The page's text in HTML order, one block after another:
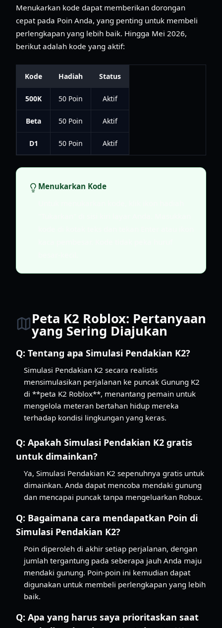
Menukarkan kode dapat memberikan dorongan
cepat pada Poin Anda, yang penting untuk membeli
perlengkapan yang lebih baik. Hingga Mei 2026,
berikut adalah kode yang aktif:
Kode Hadiah Status
500K 50 Poin Aktif
Beta 50 Poin Aktif
D1 50 Poin Aktif
Menukarkan Kode
Peta K2 Roblox: Pertanyaan
yang Sering Diajukan
Q: Tentang apa Simulasi Pendakian K2?
Simulasi Pendakian K2 secara realistis
mensimulasikan perjalanan ke puncak Gunung K2
di **peta K2 Roblox**, menantang pemain untuk
mengelola meteran bertahan hidup mereka
terhadap kondisi lingkungan yang keras.
Q: Apakah Simulasi Pendakian K2 gratis
untuk dimainkan?
Ya, Simulasi Pendakian K2 sepenuhnya gratis untuk
dimainkan. Anda dapat mencoba mendaki gunung
dan mencapai puncak tanpa mengeluarkan Robux.
Q: Bagaimana cara mendapatkan Poin di
Simulasi Pendakian K2?
Poin diperoleh di akhir setiap perjalanan, dengan
jumlah tergantung pada seberapa jauh Anda maju
mendaki gunung. Poin-poin ini kemudian dapat
digunakan untuk membeli perlengkapan yang lebih
baik.
Q: Apa yang harus saya prioritaskan saat